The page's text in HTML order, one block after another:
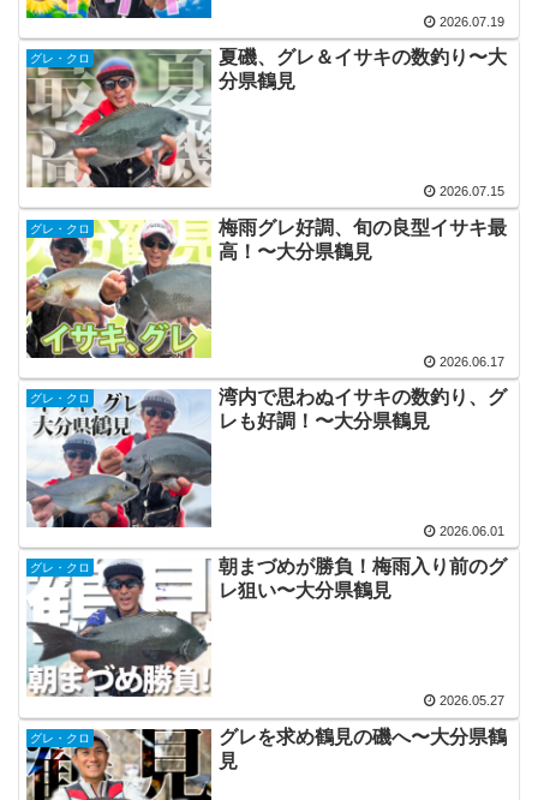
2026.07.19
グレ・クロ
夏磯、グレ＆イサキの数釣り〜大
分県鶴見
2026.07.15
グレ・クロ
梅雨グレ好調、旬の良型イサキ最
高！〜大分県鶴見
2026.06.17
グレ・クロ
湾内で思わぬイサキの数釣り、グ
レも好調！〜大分県鶴見
2026.06.01
グレ・クロ
朝まづめが勝負！梅雨入り前のグ
レ狙い〜大分県鶴見
2026.05.27
グレ・クロ
グレを求め鶴見の磯へ〜大分県鶴
見